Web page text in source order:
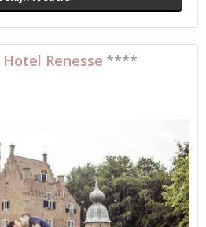
Renesse ****